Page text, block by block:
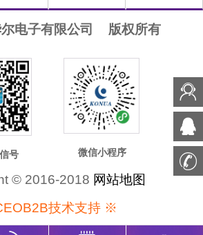
晶振
晶振
晶振
晶
康纳温菲
尔德
SiTimeCrystalFOX晶振
Rubyquartz
瑞康晶振
格林雷晶
振
振
QANTEK
晶振
振
MtronPTI
晶振
振
Cardinal晶
FRE-
TECH晶
振
Quarztechnik
晶振
振
Microchip
Silicon晶
振
Anderson
NIPPON
晶振
振
Bliley晶振
GED晶振
晶振
振
振 EM晶振 HEC晶振
瑞
电子有限公司 版权所有
号 微信小程序
© 2016-2018 网站地图
技术支持 ※